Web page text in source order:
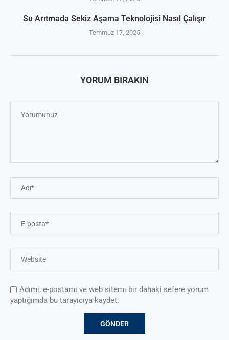
Su Arıtmada Sekiz Aşama Teknolojisi Nasıl Çalışır
Temmuz 17, 2025
YORUM BIRAKIN
Adımı, e-postamı ve web sitemi bir dahaki sefere yorum
yaptığımda bu tarayıcıya kaydet.